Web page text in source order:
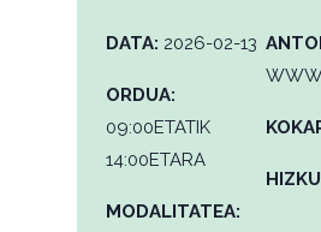
DATA: 2026-02-13
ORDUA:
09:00ETATIK
14:00ETARA
MODALITATEA: